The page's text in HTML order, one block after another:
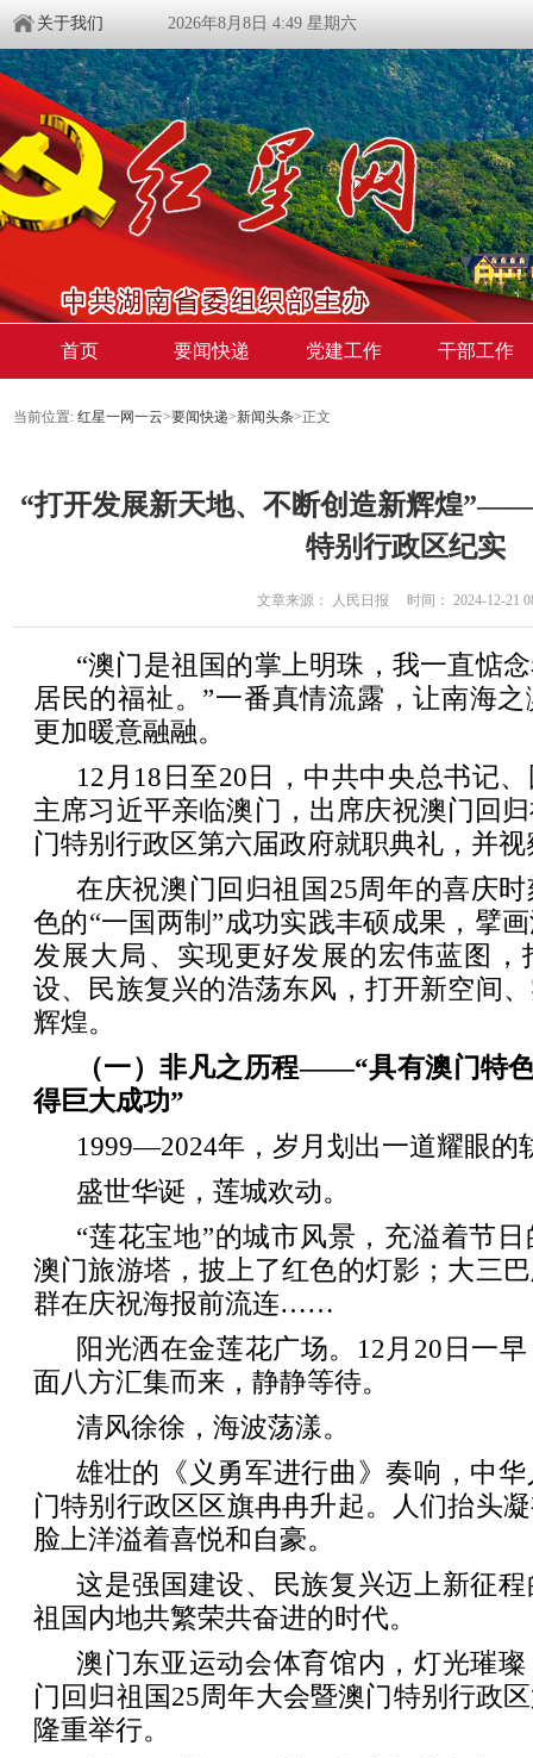
关于我们 2026年8月8日 4:49 星期六
首页 要闻快递 党建工作 干部工作
当前位置: 红星一网一云>要闻快递>新闻头条>正文
“打开发展新天地、不断创造新辉煌
特别行政区纪实
文章来源： 人民日报 时间： 2024-12-21
“澳门是祖国的掌上明珠，我一直惦
居民的福祉。”一番真情流露，让南海
更加暖意融融。
12月18日至20日，中共中央总书记
主席习近平亲临澳门，出席庆祝澳门回
门特别行政区第六届政府就职典礼，并
在庆祝澳门回归祖国25周年的喜庆
色的“一国两制”成功实践丰硕成果，擘
发展大局、实现更好发展的宏伟蓝图，
设、民族复兴的浩荡东风，打开新空间
辉煌。
（一）非凡之历程——“具有澳门特
得巨大成功”
1999—2024年，岁月划出一道耀眼的
盛世华诞，莲城欢动。
“莲花宝地”的城市风景，充溢着节
澳门旅游塔，披上了红色的灯影；大三
群在庆祝海报前流连……
阳光洒在金莲花广场。12月20日一
面八方汇集而来，静静等待。
清风徐徐，海波荡漾。
雄壮的《义勇军进行曲》奏响，中
门特别行政区区旗冉冉升起。人们抬头
脸上洋溢着喜悦和自豪。
这是强国建设、民族复兴迈上新征
祖国内地共繁荣共奋进的时代。
澳门东亚运动会体育馆内，灯光璀
门回归祖国25周年大会暨澳门特别行政
隆重举行。